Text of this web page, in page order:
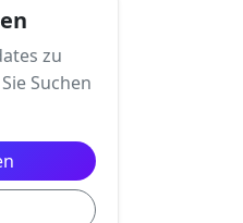
zu
Suchen